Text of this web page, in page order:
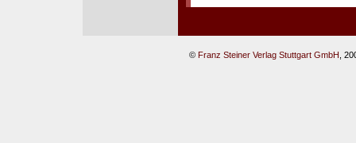
© Franz Steiner Verlag Stuttgart GmbH ,